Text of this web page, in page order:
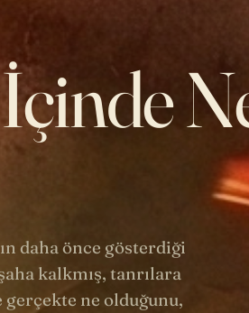
daha önce gösterdiği
kalkmış, tanrılara
gerçekte ne olduğunu,